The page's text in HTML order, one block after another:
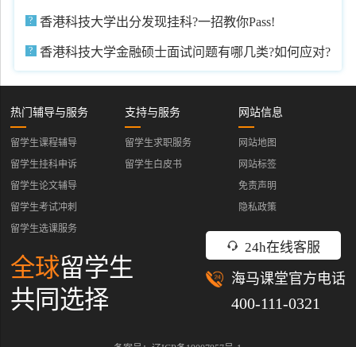
香港科技大学出分发现挂科?一招教你Pass!
香港科技大学金融硕士面试问题有哪几类?如何应对?
24h在线客服
海马课堂官方电话
400-111-0321
热门辅导与服务
留学生课程辅导
留学生挂科申诉
留学生论文辅导
留学生考试冲刺
留学生选课服务
支持与服务
留学生求职服务
留学生白皮书
网站信息
网站地图
网站标签
免责声明
隐私政策
全球留学生
共同选择